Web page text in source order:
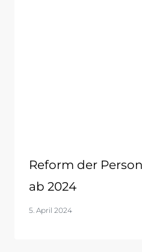
Reform der
ab 2024
5. April 2024